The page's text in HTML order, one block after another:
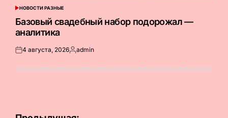
ОПУБЛИКОВАНО
В
НОВОСТИ РАЗНЫЕ
Базовый свадебный набор подорожал —
аналитика
Опубликовано
4 августа, 2026Запись
admin